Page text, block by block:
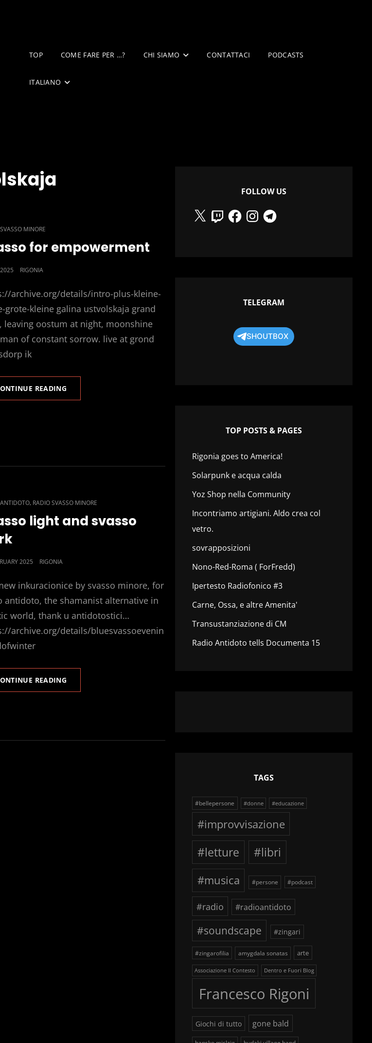
TOP COME FARE PER …? CHI SIAMO CONTATTACI PODCASTS
ITALIANO
MINORE
for empowerment
RIGONIA
archive.org/details/intro-plus-kleine-
grote-kleine galina ustvolskaja grand
leaving oostum at night, moonshine
of constant sorrow. live at grond
ik
READING
FOR
, RADIO SVASSO MINORE
light and svasso
2025 RIGONIA
inkuracionice by svasso minore, for
antidoto, the shamanist alternative in
world, thank u antidotostici…
archive.org/details/bluesvassoevenin
READING
LIGHT
FOLLOW US
X
TwitchFacebookInstagramTelegram
TELEGRAM
SHOUTBOX
TOP POSTS & PAGES
Rigonia goes to America!
Solarpunk e acqua calda
Yoz Shop nella Community
Incontriamo artigiani. Aldo crea col
vetro.
sovrapposizioni
Nono-Red-Roma ( ForFredd)
Ipertesto Radiofonico #3
Carne, Ossa, e altre Amenita'
Transustanziazione di CM
Radio Antidoto tells Documenta 15
TAGS
#bellepersone #donne #educazione
#improvvisazione
#letture
#libri
#musica
#persone #podcast
#radio #radioantidoto
#soundscape #zingari
#zingarofilia amygdala sonatas arte
Associazione Il Contesto Dentro e Fuori Blog
Francesco Rigoni
Giochi di tutto gone bald